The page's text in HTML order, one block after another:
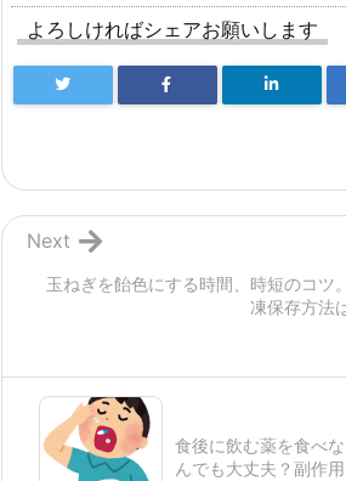
よろしければシェアお願いします
玉ねぎを飴色にする時間、時短のコツ
凍保存方法
Next
食後に飲む薬を食べ
んでも大丈夫？副作用